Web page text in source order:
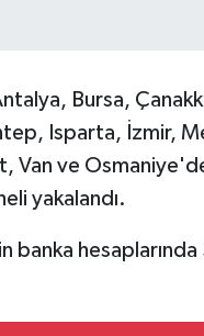
Bursa,
Isparta, İzmir,
Van ve
yakalandı.
banka